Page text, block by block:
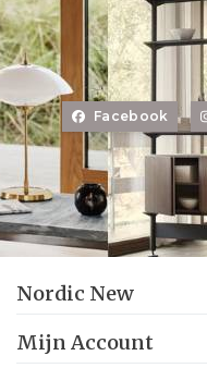
Facebook
Nordic New
Mijn Account